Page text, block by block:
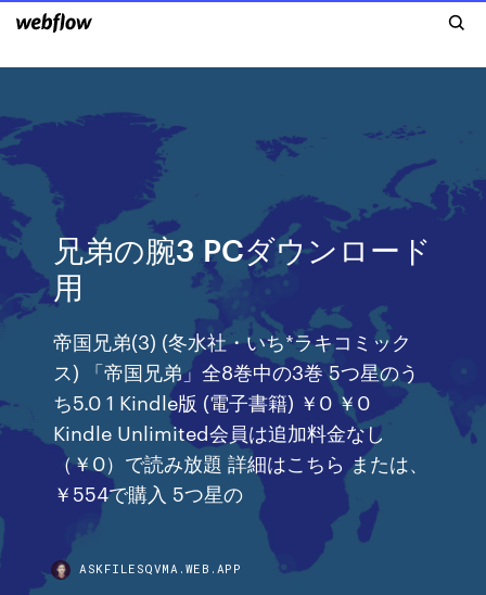
兄弟の腕3 PCダウンロード
用
帝国兄弟(3) (冬水社・いち*ラキコミック
ス) 「帝国兄弟」全8巻中の3巻 5つ星のう
ち5.0 1 Kindle版 (電子書籍) ￥0 ￥0
Kindle Unlimited会員は追加料金なし
（￥0）で読み放題 詳細はこちら または、
￥554で購入 5つ星の
ASKFILESQVMA.WEB.APP